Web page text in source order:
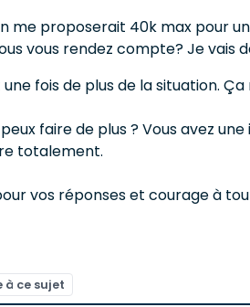
me proposerait 40k max pour
vous rendez compte? Je vais
une fois de plus de la situation.
faire de plus ? Vous avez
totalement.
vos réponses et courage à
à ce sujet